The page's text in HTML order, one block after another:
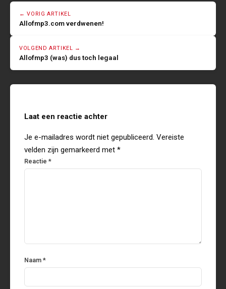
← VORIG ARTIKEL
Allofmp3.com verdwenen!
VOLGEND ARTIKEL →
Allofmp3 (was) dus toch legaal
Laat een reactie achter
Je e-mailadres wordt niet gepubliceerd. Vereiste
velden zijn gemarkeerd met *
Reactie *
Naam *